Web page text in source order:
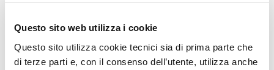
Questo sito web utilizza i cookie
Questo sito utilizza cookie tecnici sia di prima parte che
di terze parti e, con il consenso dell’utente, utilizza anche
Massimo Squizzato(4,8/2)
(2,6,10/2)
Salvatore De Benedetto(4,8/2)
Un sergente dei doganieriSalvatore Giacalone